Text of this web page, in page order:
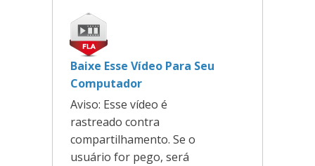
Baixe Esse Vídeo Para Seu
Computador
Aviso: Esse vídeo é
rastreado contra
compartilhamento. Se o
usuário for pego, será